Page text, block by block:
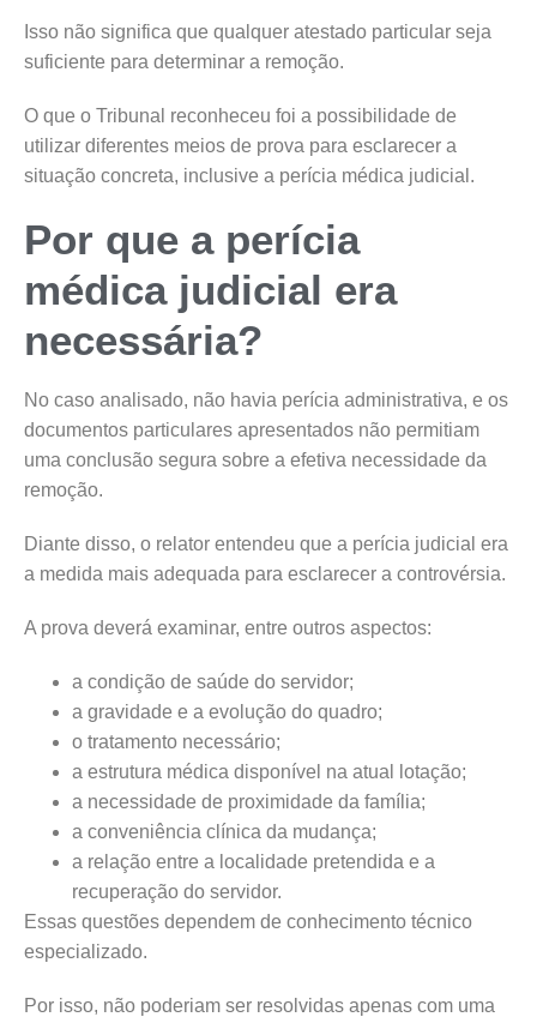
Isso não significa que qualquer atestado particular seja
suficiente para determinar a remoção.
O que o Tribunal reconheceu foi a possibilidade de
utilizar diferentes meios de prova para esclarecer a
situação concreta, inclusive a perícia médica judicial.
Por que a perícia
médica judicial era
necessária?
No caso analisado, não havia perícia administrativa, e os
documentos particulares apresentados não permitiam
uma conclusão segura sobre a efetiva necessidade da
remoção.
Diante disso, o relator entendeu que a perícia judicial era
a medida mais adequada para esclarecer a controvérsia.
A prova deverá examinar, entre outros aspectos:
a condição de saúde do servidor;
a gravidade e a evolução do quadro;
o tratamento necessário;
a estrutura médica disponível na atual lotação;
a necessidade de proximidade da família;
a conveniência clínica da mudança;
a relação entre a localidade pretendida e a
recuperação do servidor.
Essas questões dependem de conhecimento técnico
especializado.
Por isso, não poderiam ser resolvidas apenas com uma